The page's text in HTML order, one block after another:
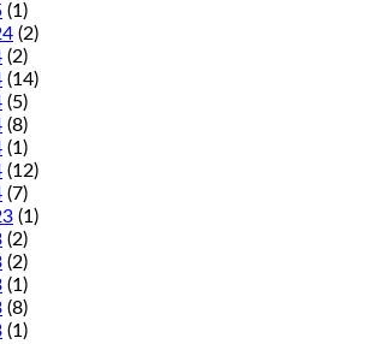
(1)
(2)
(2)
(14)
(5)
(8)
(1)
(12)
(7)
(1)
(2)
(2)
(1)
(8)
(1)